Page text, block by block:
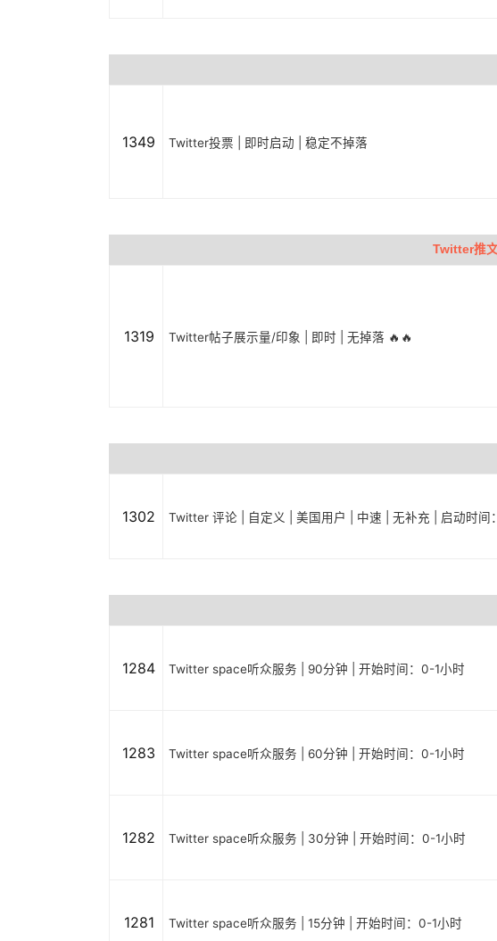
1349 Twitter投票 | 即时启动 | 稳定不掉落
Twitter推
1319 Twitter帖子展示量/印象 | 即时 | 无掉落 🔥🔥
1302 Twitter 评论 | 自定义 | 美国用户 | 中速 | 无补充 | 启动时间
1284 Twitter space听众服务 | 90分钟 | 开始时间：0-1小时
1283 Twitter space听众服务 | 60分钟 | 开始时间：0-1小时
1282 Twitter space听众服务 | 30分钟 | 开始时间：0-1小时
1281 Twitter space听众服务 | 15分钟 | 开始时间：0-1小时